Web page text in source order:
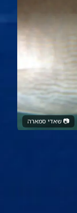
📷 שאדי סמארה